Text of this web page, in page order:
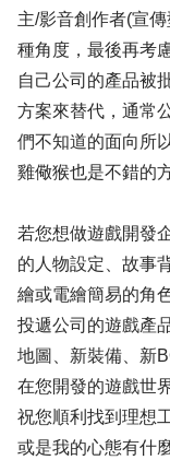
主/影音創作者(宣
種角度，最後再考
自己公司的產品被
方案來替代，通常
們不知道的面向所
雞儆猴也是不錯的
若您想做遊戲開發
的人物設定、故事
繪或電繪簡易的角
投遞公司的遊戲產
地圖、新裝備、新
在您開發的遊戲世
祝您順利找到理想
或是我的心態有什